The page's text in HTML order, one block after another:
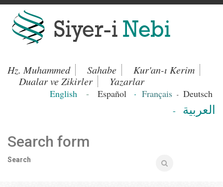
Hz. Muhammed Sahabe
Kur'an-ı Kerim
Dualar ve Zikirler
Yazarlar
English - Español - Français - Deutsch
-
العربية
Search form
Search